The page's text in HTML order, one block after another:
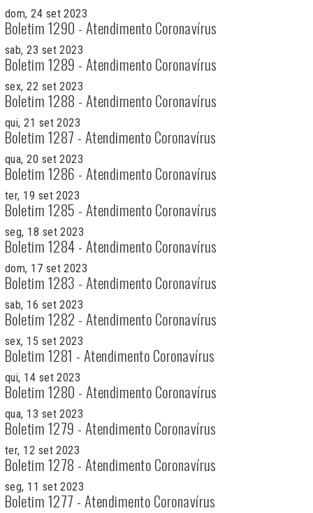
dom, 24 set 2023
Boletim 1290 - Atendimento Coronavírus
sab, 23 set 2023
Boletim 1289 - Atendimento Coronavírus
sex, 22 set 2023
Boletim 1288 - Atendimento Coronavírus
qui, 21 set 2023
Boletim 1287 - Atendimento Coronavírus
qua, 20 set 2023
Boletim 1286 - Atendimento Coronavírus
ter, 19 set 2023
Boletim 1285 - Atendimento Coronavírus
seg, 18 set 2023
Boletim 1284 - Atendimento Coronavírus
dom, 17 set 2023
Boletim 1283 - Atendimento Coronavírus
sab, 16 set 2023
Boletim 1282 - Atendimento Coronavírus
sex, 15 set 2023
Boletim 1281 - Atendimento Coronavírus
qui, 14 set 2023
Boletim 1280 - Atendimento Coronavírus
qua, 13 set 2023
Boletim 1279 - Atendimento Coronavírus
ter, 12 set 2023
Boletim 1278 - Atendimento Coronavírus
seg, 11 set 2023
Boletim 1277 - Atendimento Coronavírus